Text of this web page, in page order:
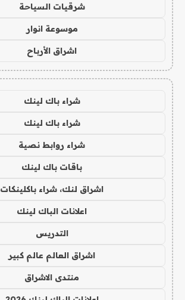
شرقيات السياحة
موسوعة انوار
اشراق الأرباح
شراء باك لينك
شراء باك لينك
شراء روابط نصية
باقات باك لينك
اشراق لنك، شراء باكلينكات
اعلانات الباك لينك
التدريس
اشراق العالم عالم كبير
منتدى الاشراق